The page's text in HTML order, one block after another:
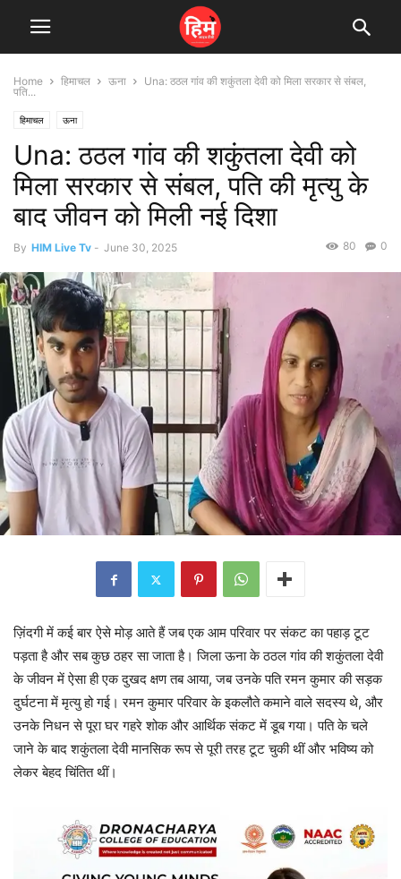
Home हिमाचल ऊना
Una: ठठल गांव की शकुंतला देवी को मिला सरकार से संबल,
पति...
हिमाचल ऊना
Una: ठठल गांव की शकुंतला देवी को
मिला सरकार से संबल, पति की मृत्यु के
बाद जीवन को मिली नई दिशा
By HIM Live Tv - June 30, 2025 0
80
ज़िंदगी में कई बार ऐसे मोड़ आते हैं जब एक आम परिवार पर संकट का पहाड़ टूट
पड़ता है और सब कुछ ठहर सा जाता है। जिला ऊना के ठठल गांव की शकुंतला देवी
के जीवन में ऐसा ही एक दुखद क्षण तब आया, जब उनके पति रमन कुमार की सड़क
दुर्घटना में मृत्यु हो गई। रमन कुमार परिवार के इकलौते कमाने वाले सदस्य थे, और
उनके निधन से पूरा घर गहरे शोक और आर्थिक संकट में डूब गया। पति के चले
जाने के बाद शकुंतला देवी मानसिक रूप से पूरी तरह टूट चुकी थीं और भविष्य को
लेकर बेहद चिंतित थीं।